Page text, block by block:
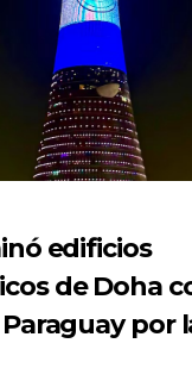
edificios
de Doha
por